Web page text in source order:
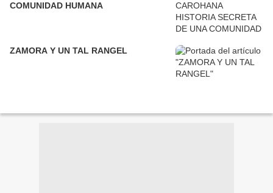
COMUNIDAD HUMANA
ZAMORA Y UN TAL RANGEL